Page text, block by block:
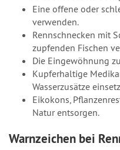
Eine offene oder
verwenden.
Rennschnecken mit
zupfenden Fischen
Die Eingewöhnung
Kupferhaltige
Wasserzusätze
Eikokons,
Natur entsorgen.
Warnzeichen bei